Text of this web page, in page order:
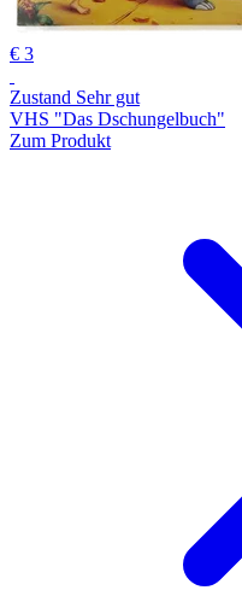
€ 3
Zustand Sehr gut
VHS "Das Dschungelbuch"
Zum Produkt